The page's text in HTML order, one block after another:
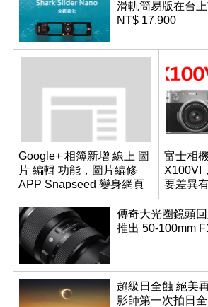
滑軌簡易版在台
NT$ 17,900
Google+ 相簿新增 線上 圖
片 編輯 功能，圖片編修
APP Snapseed 變身網頁
版
富士相
X100VI
要差異
哪一台
傳奇大光圈鏡頭
推出 50-100mm
超級日全蝕 絕美
影師第一次拍日全